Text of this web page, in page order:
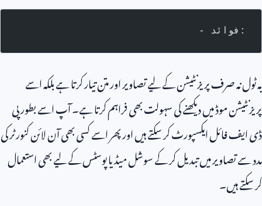
- فوائد:
یہ ٹول نہ صرف پریزنٹیشن کے لیے تصاویر اور متن تیار کرتا ہے بلکہ اسے
پریزنٹیشن موڈ میں دیکھنے کی سہولت بھی فراہم کرتا ہے۔ آپ اسے بطور پی
ڈی ایف فائل ایکسپورٹ کر سکتے ہیں اور پھر اسے کسی بھی آن لائن کنورٹر کی
مدد سے تصاویر میں تبدیل کر کے سوشل میڈیا پوسٹس کے لیے بھی استعمال
کر سکتے ہیں۔